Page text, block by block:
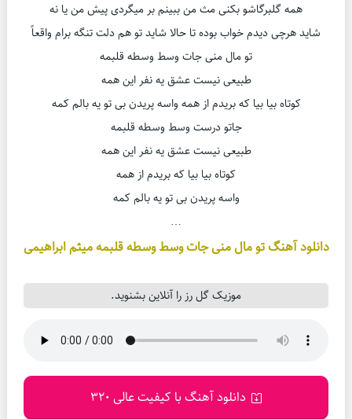
همه گلبرگاشو بکنی مث من ببینم بر میگردی پیش من یا نه
شاید هرچی دیدم خواب بوده تا حالا شاید تو هم دلت تنگه برام واقعاً
تو مال منی جات وسط وسطه قلبمه
طبیعی نیست عشق یه نفر این همه
کوتاه بیا بیا که بریدم از همه واسه پریدن بی تو یه بالم کمه
جاتو درست وسط وسطه قلبمه
طبیعی نیست عشق یه نفر این همه
کوتاه بیا بیا که بریدم از همه
واسه پریدن بی تو یه بالم کمه
…
دانلود آهنگ تو مال منی جات وسط وسطه قلبمه میثم ابراهیمی
موزیک گل رز را آنلاین بشنوید.
دانلود آهنگ با کیفیت عالی 320